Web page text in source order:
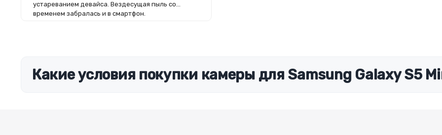
устареванием девайса. Вездесущая пыль со
временем забралась и в смартфон.
Какие условия покупки камеры для Samsung Galaxy S5